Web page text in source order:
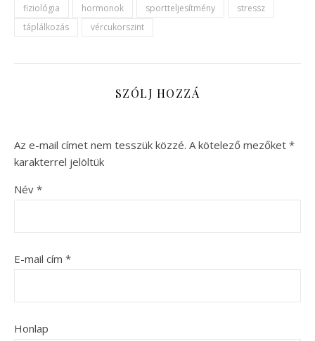
fiziológia
hormonok sportteljesítmény
stressz
táplálkozás
vércukorszint
SZÓLJ HOZZÁ
Az e-mail címet nem tesszük közzé. A kötelező mezőket *
karakterrel jelöltük
Név *
E-mail cím *
Honlap